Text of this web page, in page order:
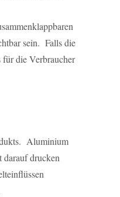
sein. Falls die
die Verbraucher
Aluminium
drucken